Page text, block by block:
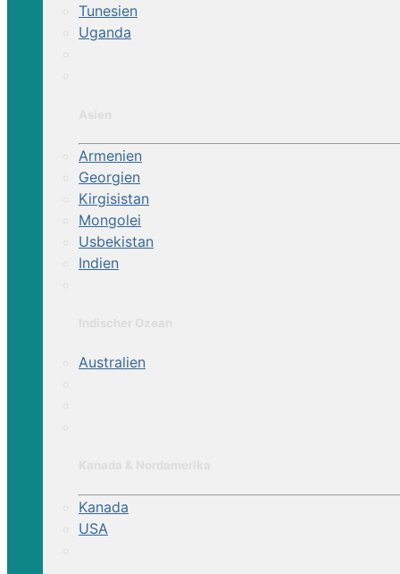
Tunesien
Uganda
Armenien
Georgien
Kirgisistan
Mongolei
Usbekistan
Indien
Australien
Kanada
USA